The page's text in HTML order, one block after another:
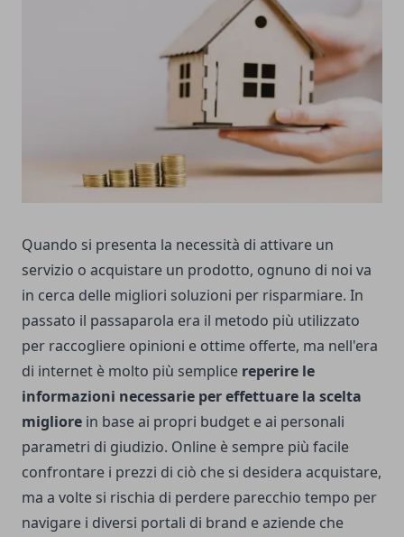
Quando si presenta la necessità di attivare un
servizio o acquistare un prodotto, ognuno di noi va
in cerca delle migliori soluzioni per risparmiare. In
passato il passaparola era il metodo più utilizzato
per raccogliere opinioni e ottime offerte, ma nell'era
di internet è molto più semplice reperire le
informazioni necessarie per effettuare la scelta
migliore in base ai propri budget e ai personali
parametri di giudizio. Online è sempre più facile
confrontare i prezzi di ciò che si desidera acquistare,
ma a volte si rischia di perdere parecchio tempo per
navigare i diversi portali di brand e aziende che